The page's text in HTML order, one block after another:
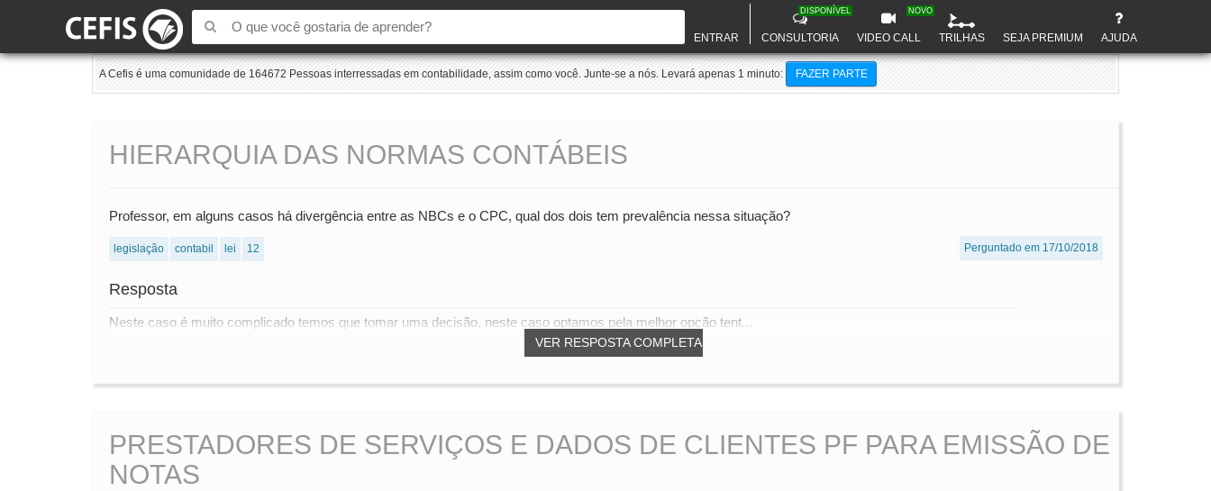
ENTRAR CONSULTORIA
DISPONÍVEL
VIDEO CALL
NOVO
TRILHAS SEJA PREMIUM AJUDA
A Cefis é uma comunidade de 164672 Pessoas interressadas em contabilidade, assim como você. Junte-se a nós. Levará apenas 1 minuto: FAZER PARTE
HIERARQUIA DAS NORMAS CONTÁBEIS
Professor, em alguns casos há divergência entre as NBCs e o CPC, qual dos dois tem prevalência nessa situação?
legislação contabil lei 12 Perguntado em 17/10/2018
Resposta
VER RESPOSTA COMPLETA
Neste caso é muito complicado temos que tomar uma decisão, neste caso optamos pela melhor opção tent...
PRESTADORES DE SERVIÇOS E DADOS DE CLIENTES PF PARA EMISSÃO DE
NOTAS